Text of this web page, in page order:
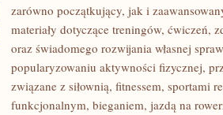
ZDROWIE
REGENERACJA
zarówno początkujący, jak i
materiały dotyczące treningów, ćwiczeń,
oraz świadomego rozwijania własnej
popularyzowaniu aktywności fizycznej,
związane z siłownią, fitnessem, sportami
funkcjonalnym, bieganiem, jazdą na